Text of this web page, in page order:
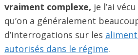
vraiment complexe, je l’ai
qu’on a généralement
d’interrogations sur les
autorisés dans le régime.